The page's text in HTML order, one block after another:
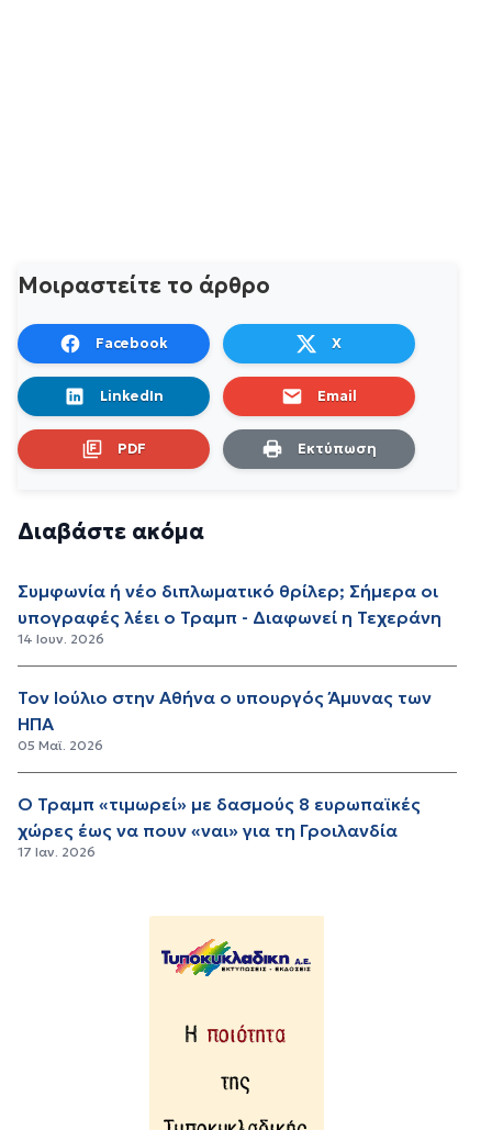
Μοιραστείτε το άρθρο
Facebook X
LinkedIn Email
PDF Εκτύπωση
Διαβάστε ακόμα
Συμφωνία ή νέο διπλωματικό θρίλερ; Σήμερα οι
υπογραφές λέει ο Τραμπ - Διαφωνεί η Τεχεράνη
14 Ιουν. 2026
Τον Ιούλιο στην Αθήνα ο υπουργός Άμυνας των
ΗΠΑ
05 Μαϊ. 2026
Ο Τραμπ «τιμωρεί» με δασμούς 8 ευρωπαϊκές
χώρες έως να πουν «ναι» για τη Γροιλανδία
17 Ιαν. 2026